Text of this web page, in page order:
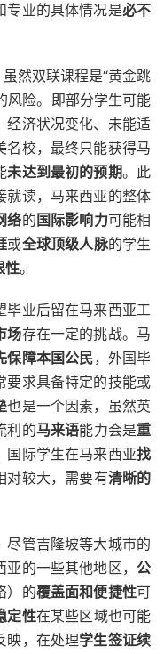
专业的具体情况是必不
虽然双联课程是“黄金跳
风险。即部分学生可能
经济状况变化、未能适
名校，最终只能获得马
未达到最初的预期。此
就读，马来西亚的整体
络的 国际影响力可能相
或全球顶级人脉的学生
性。
毕业后留在马来西亚工
场存在一定的挑战。马
保障本国公民，外国毕
要求具备特定的技能或
也是一个因素，虽然英
利的马来语能力会是重
国际学生在马来西亚找
对较大，需要有清晰的
尽管吉隆坡等大城市的
的一些其他地区， 公
）的覆盖面和便捷性可
定性在某些区域也可能
映，在处理学生签证续